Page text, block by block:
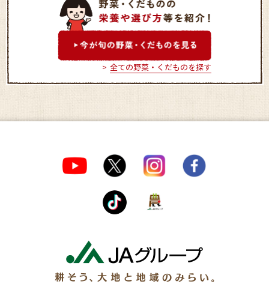
ファーマーズあじ～な
みはらしファー
市場
全ての野菜・くだものを探す